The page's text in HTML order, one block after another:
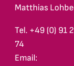
Matthias
Tel. +49 (0) 91
74
Email: